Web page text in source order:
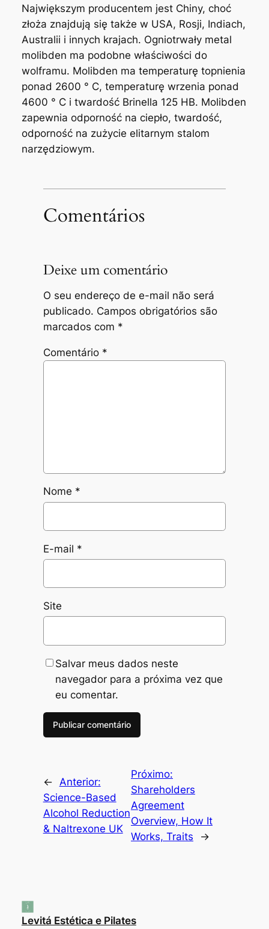
Największym producentem jest Chiny, choć
złoża znajdują się także w USA, Rosji, Indiach,
Australii i innych krajach. Ogniotrwały metal
molibden ma podobne właściwości do
wolframu. Molibden ma temperaturę topnienia
ponad 2600 ° C, temperaturę wrzenia ponad
4600 ° C i twardość Brinella 125 HB. Molibden
zapewnia odporność na ciepło, twardość,
odporność na zużycie elitarnym stalom
narzędziowym.
Comentários
Deixe um comentário
O seu endereço de e-mail não será
publicado. Campos obrigatórios são
marcados com *
Comentário *
Nome *
E-mail *
Site
Salvar meus dados neste
navegador para a próxima vez que
eu comentar.
←
Anterior:
Science-Based
Alcohol Reduction
& Naltrexone UK
Próximo:
Shareholders
Agreement
Overview, How It
Works, Traits
→
Levitá Estética e Pilates